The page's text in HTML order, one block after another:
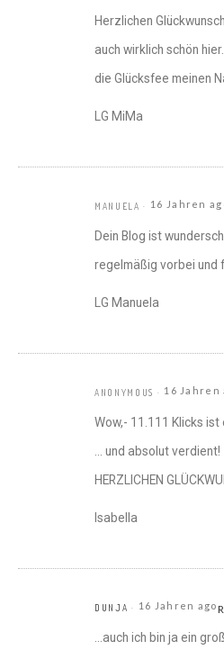
Herzlichen
auch wirklich schön
die Glücksfee meinen
LG MiMa
MANUELA 16 Jahren
Dein Blog ist
regelmäßig vorbei und
LG Manuela
ANONYMOUS 16 Jahren
Wow,- 11.111 Klicks ist
… und absolut verdient!
HERZLICHEN
Isabella
DUNJA 16 Jahren ago
…auch ich bin ja ein